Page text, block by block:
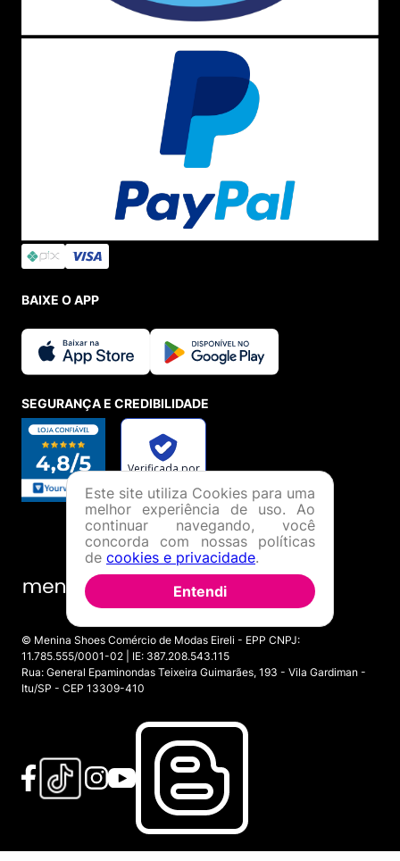
BAIXE O APP
SEGURANÇA E CREDIBILIDADE
© Menina Shoes Comércio de Modas Eireli - EPP CNPJ:
11.785.555/0001-02 | IE: 387.208.543.115
Rua: General Epaminondas Teixeira Guimarães, 193 - Vila Gardiman -
Itu/SP - CEP 13309-410
Este site utiliza Cookies para uma
melhor experiência de uso. Ao
continuar navegando, você
concorda com nossas políticas
de cookies e privacidade.
Entendi